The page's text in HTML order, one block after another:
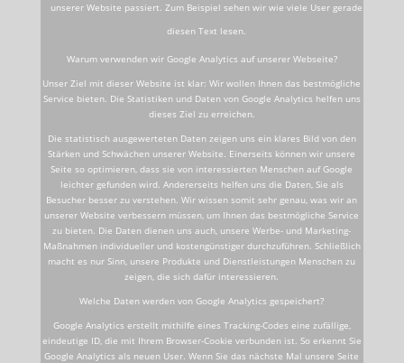
unserer Website passiert. Zum Beispiel sehen wir wie viele User gerade
diesen Text lesen.
Warum verwenden wir Google Analytics auf unserer Webseite?
Unser Ziel mit dieser Website ist klar: Wir wollen Ihnen das bestmögliche
Service bieten. Die Statistiken und Daten von Google Analytics helfen uns
dieses Ziel zu erreichen.
Die statistisch ausgewerteten Daten zeigen uns ein klares Bild von den
Stärken und Schwächen unserer Website. Einerseits können wir unsere
Seite so optimieren, dass sie von interessierten Menschen auf Google
leichter gefunden wird. Andererseits helfen uns die Daten, Sie als
Besucher besser zu verstehen. Wir wissen somit sehr genau, was wir an
unserer Website verbessern müssen, um Ihnen das bestmögliche Service
zu bieten. Die Daten dienen uns auch, unsere Werbe- und Marketing-
Maßnahmen individueller und kostengünstiger durchzuführen. Schließlich
macht es nur Sinn, unsere Produkte und Dienstleistungen Menschen zu
zeigen, die sich dafür interessieren.
Welche Daten werden von Google Analytics gespeichert?
Google Analytics erstellt mithilfe eines Tracking-Codes eine zufällige,
eindeutige ID, die mit Ihrem Browser-Cookie verbunden ist. So erkennt Sie
Google Analytics als neuen User. Wenn Sie das nächste Mal unsere Seite